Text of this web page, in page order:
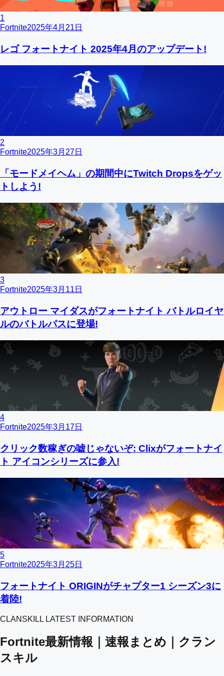
1
Fortnite2025年4月21日
レゴ フォートナイト 2025年4月のアップデート!
2
Fortnite2025年3月27日
「モードメイヘム」の期間中にTwitch Dropsをゲッ
トしよう!
3
Fortnite2025年3月11日
アウトロー マイダスがフォートナイト バトルロイヤ
ルのバトルパスに登場!
4
Fortnite2025年3月17日
クリック数稼ぎの嘘じゃないぞ: Clixがフォートナイ
ト アイコンシリーズに参入!
5
Fortnite2025年3月25日
フォートナイト ORIGINがチャプター1 シーズン3に
着陸!
CLANSKILL LATEST INFORMATION
Fortnite最新情報｜速報まとめ｜クラン
スキル